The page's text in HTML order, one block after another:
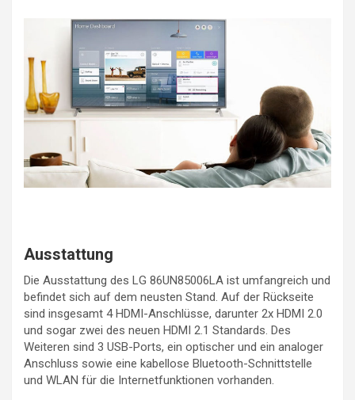
Ausstattung
Die Ausstattung des LG 86UN85006LA ist umfangreich und
befindet sich auf dem neusten Stand. Auf der Rückseite
sind insgesamt 4 HDMI-Anschlüsse, darunter 2x HDMI 2.0
und sogar zwei des neuen HDMI 2.1 Standards. Des
Weiteren sind 3 USB-Ports, ein optischer und ein analoger
Anschluss sowie eine kabellose Bluetooth-Schnittstelle
und WLAN für die Internetfunktionen vorhanden.